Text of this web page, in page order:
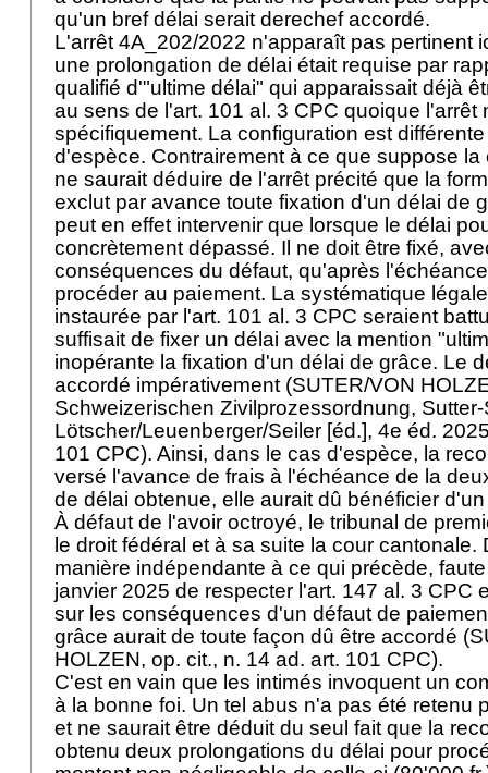
qu'un bref délai serait derechef accordé.
L'arrêt 4A_202/2022 n'apparaît pas pertinent
une prolongation de délai était requise par
qualifié d'"ultime délai" qui apparaissait déjà
au sens de l'art. 101 al. 3 CPC quoique l'arrêt
spécifiquement. La configuration est
d'espèce. Contrairement à ce que suppose la
ne saurait déduire de l'arrêt précité que la
exclut par avance toute fixation d'un délai de
peut en effet intervenir que lorsque le délai
concrètement dépassé. Il ne doit être fixé,
conséquences du défaut, qu'après
procéder au paiement. La systématique
instaurée par l'art. 101 al. 3 CPC seraient
suffisait de fixer un délai avec la mention
inopérante la fixation d'un délai de grâce. Le
accordé impérativement (SUTER/VON
Schweizerischen Zivilprozessordnung,
Lötscher/Leuenberger/Seiler [éd.], 4e éd.
101 CPC). Ainsi, dans le cas d'espèce, la
versé l'avance de frais à l'échéance de la
de délai obtenue, elle aurait dû bénéficier
À défaut de l'avoir octroyé, le tribunal de
le droit fédéral et à sa suite la cour cantonale.
manière indépendante à ce qui précède,
janvier 2025 de respecter l'art. 147 al. 3 CPC
sur les conséquences d'un défaut de
grâce aurait de toute façon dû être accordé
HOLZEN, op. cit., n. 14 ad. art. 101 CPC).
C'est en vain que les intimés invoquent un
à la bonne foi. Un tel abus n'a pas été retenu
et ne saurait être déduit du seul fait que la
obtenu deux prolongations du délai pour